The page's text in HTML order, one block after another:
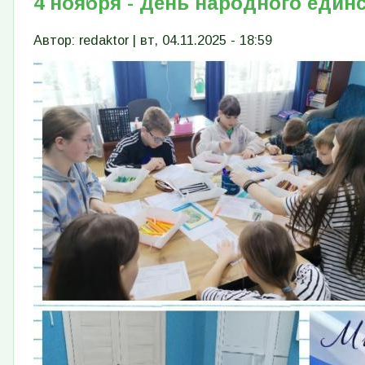
Автор: redaktor вт, 04.11.2025 - 18:59